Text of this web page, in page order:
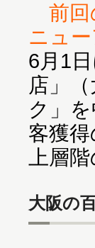
前
ニュ
6月1
店」
ク」
客獲
上層
大阪の